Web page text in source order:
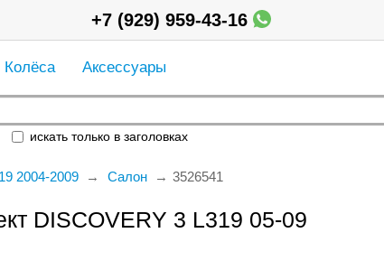
+7 (929) 959-43-16
Колёса Аксессуары
искать только в заголовках
2004-2009 Салон 3526541
DISCOVERY 3 L319 05-09